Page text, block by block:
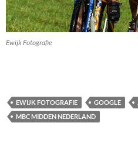
Ewijk Fotografie
EWIJK FOTOGRAFIE GOOGLE
MBC MIDDEN NEDERLAND